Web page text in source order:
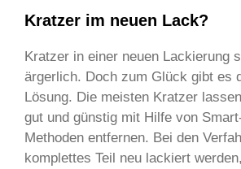
Kratzer im neuen Lack?
Kratzer in einer neuen Lackierung
ärgerlich. Doch zum Glück gibt es
Lösung. Die meisten Kratzer
gut und günstig mit Hilfe von
Methoden entfernen. Bei den
komplettes Teil neu lackiert